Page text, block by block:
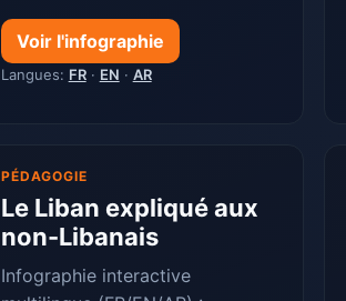
Voir l'infographie
Langues: FR· EN · AR
PÉDAGOGIE
Le Liban expliqué aux
non-Libanais
Infographie interactive